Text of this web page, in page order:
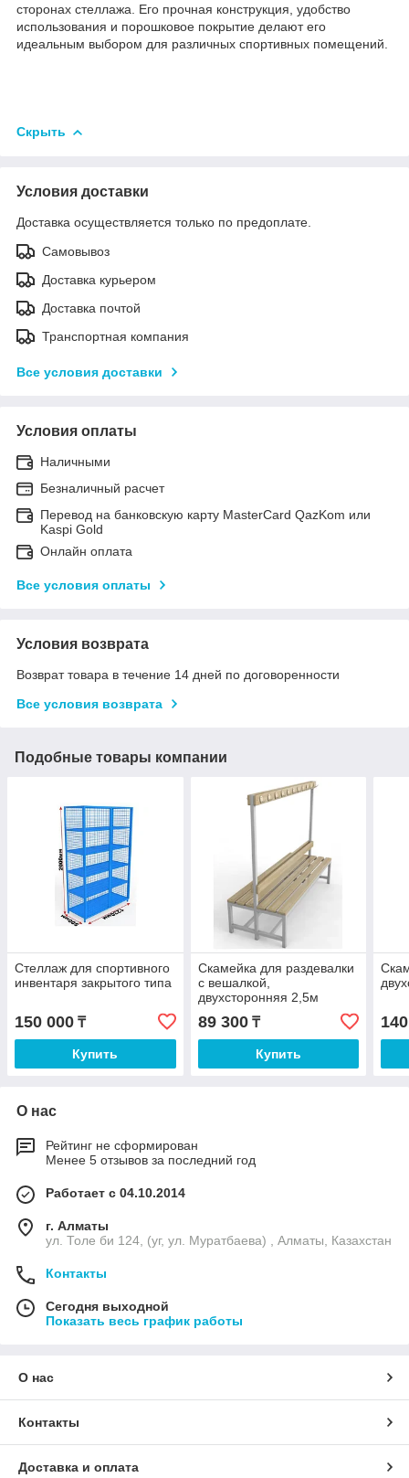
сторонах стеллажа. Его прочная конструкция, удобство
использования и порошковое покрытие делают его
идеальным выбором для различных спортивных помещений.
Скрыть
Условия доставки
Доставка осуществляется только по предоплате.
Самовывоз
Доставка курьером
Доставка почтой
Транспортная компания
Все условия доставки
Условия оплаты
Наличными
Безналичный расчет
Перевод на банковскую карту MasterCard QazKom или
Kaspi Gold
Онлайн оплата
Все условия оплаты
Условия возврата
Возврат товара в течение 14 дней по договоренности
Все условия возврата
Подобные товары компании
Стеллаж для спортивного
инвентаря закрытого типа
150 000 ₸
Купить
Скамейка для раздевалки
с вешалкой,
двухсторонняя 2,5м
89 300₸
Купить
О нас
Рейтинг не сформирован
Менее 5 отзывов за последний год
Работает с 04.10.2014
г. Алматы
ул. Толе би 124, (уг, ул. Муратбаева) , Алматы, Казахстан
Контакты
Сегодня выходной
Показать весь график работы
О нас
Контакты
Доставка и оплата